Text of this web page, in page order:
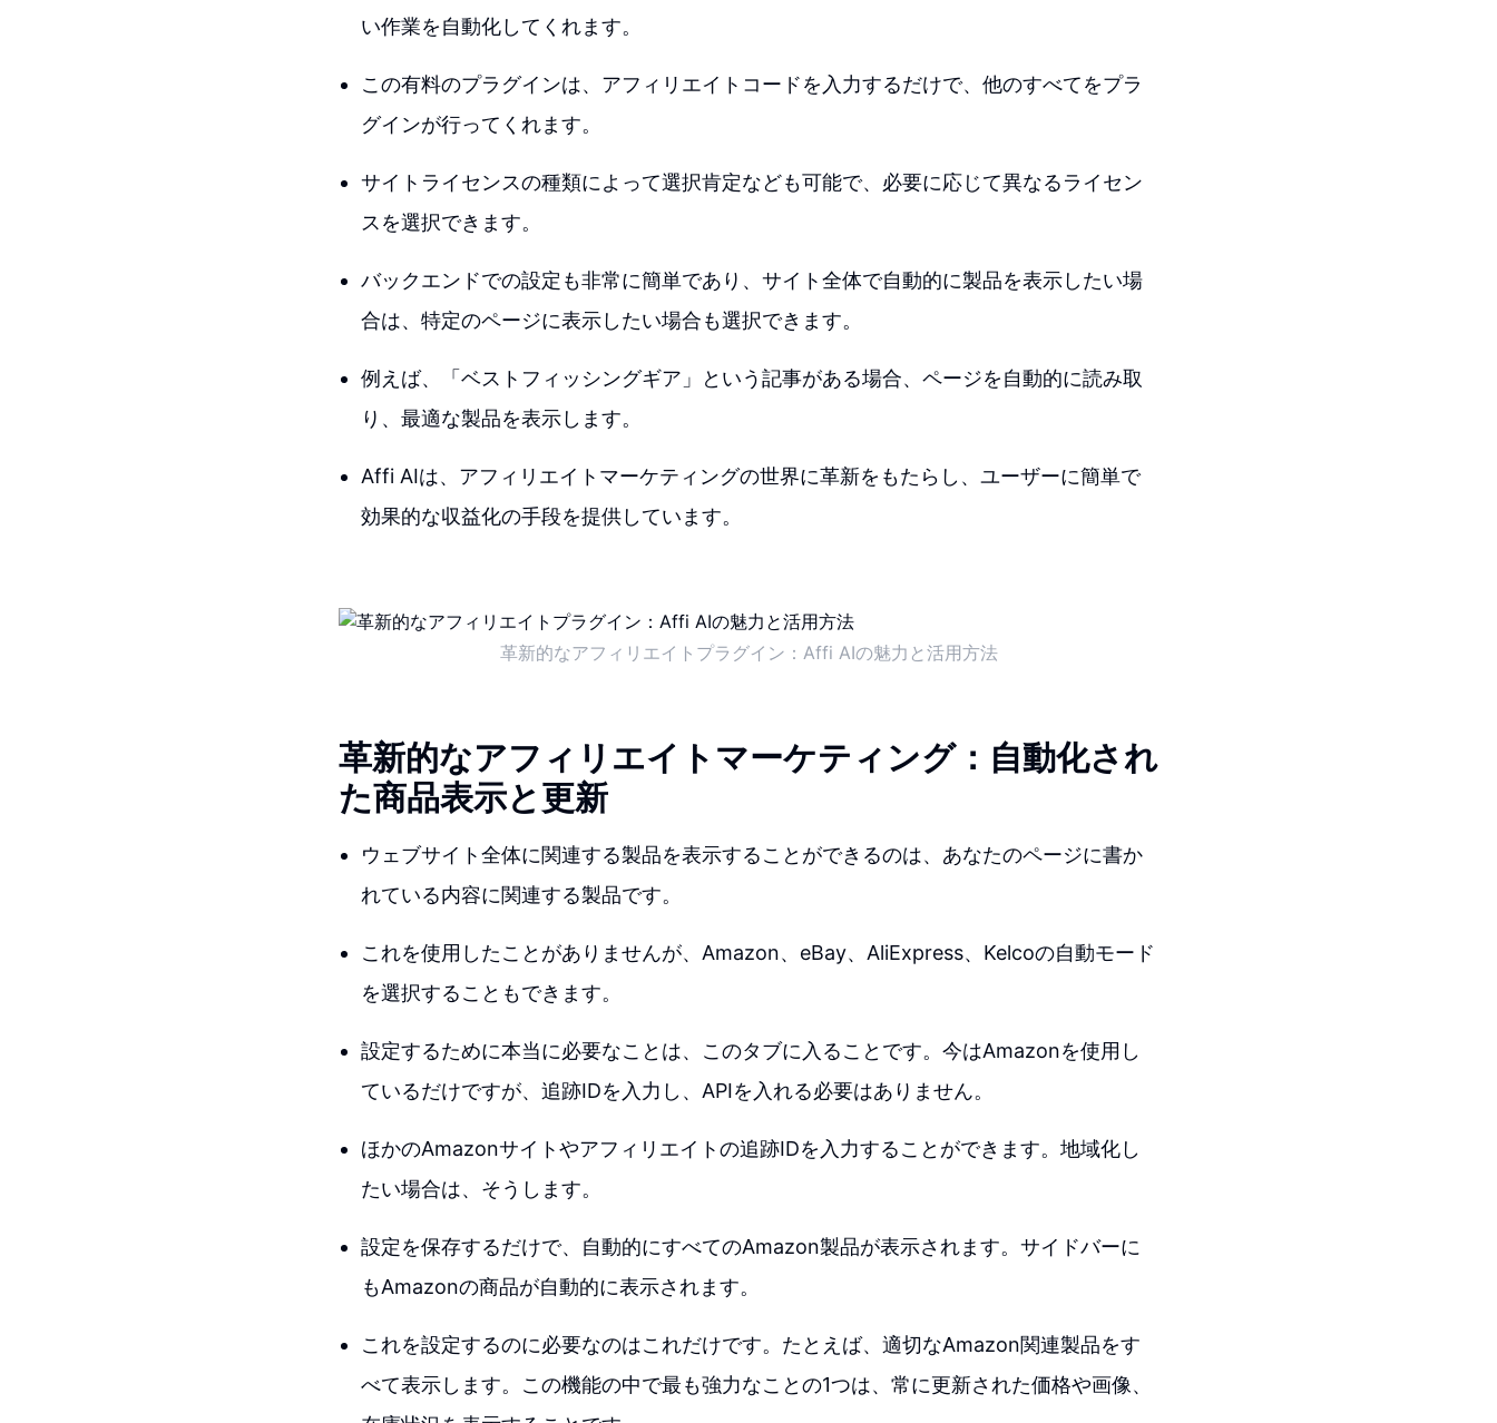
い作業を自動化してくれます。
この有料のプラグインは、アフィリエイトコードを入力するだけで、他のすべてをプラ
グインが行ってくれます。
サイトライセンスの種類によって選択肯定なども可能で、必要に応じて異なるライセン
スを選択できます。
バックエンドでの設定も非常に簡単であり、サイト全体で自動的に製品を表示したい場
合は、特定のページに表示したい場合も選択できます。
例えば、「ベストフィッシングギア」という記事がある場合、ページを自動的に読み取
り、最適な製品を表示します。
Affi AIは、アフィリエイトマーケティングの世界に革新をもたらし、ユーザーに簡単で
効果的な収益化の手段を提供しています。
革新的なアフィリエイトプラグイン：Affi AIの魅力と活用方法
革新的なアフィリエイトマーケティング：自動化され
た商品表示と更新
ウェブサイト全体に関連する製品を表示することができるのは、あなたのページに書か
れている内容に関連する製品です。
これを使用したことがありませんが、Amazon、eBay、AliExpress、Kelcoの自動モード
を選択することもできます。
設定するために本当に必要なことは、このタブに入ることです。今はAmazonを使用し
ているだけですが、追跡IDを入力し、APIを入れる必要はありません。
ほかのAmazonサイトやアフィリエイトの追跡IDを入力することができます。地域化し
たい場合は、そうします。
設定を保存するだけで、自動的にすべてのAmazon製品が表示されます。サイドバーに
もAmazonの商品が自動的に表示されます。
これを設定するのに必要なのはこれだけです。たとえば、適切なAmazon関連製品をす
べて表示します。この機能の中で最も強力なことの1つは、常に更新された価格や画像、